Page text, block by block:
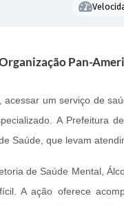
Pan-
acessar um serviço de
A Prefeitura
Saúde, que levam
de Saúde Mental,
A ação oferece